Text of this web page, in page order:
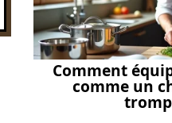
Comment
comme un